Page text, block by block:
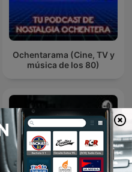
Ochentarama (Cine, TV y
música de los 80)